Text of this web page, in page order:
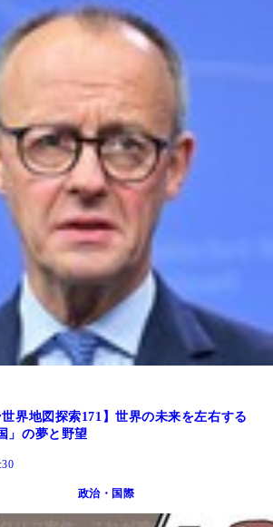
世界地図探索171】世界の未来を左右する
」の夢と野望
政治・国際